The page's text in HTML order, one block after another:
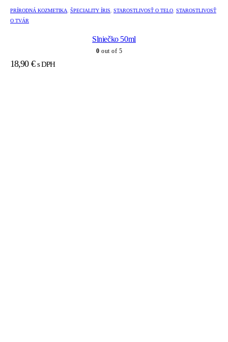
PRÍRODNÁ KOZMETIKA, ŠPECIALITY ÍRIS, STAROSTLIVOSŤ O TELO, STAROSTLIVOSŤ
O TVÁR
Slniečko 50ml
0 out of 5
18,90 € s DPH